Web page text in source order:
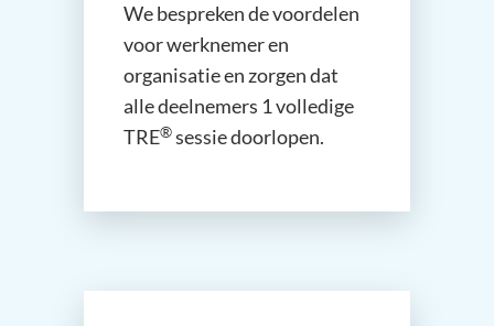
We bespreken de voordelen
voor werknemer en
organisatie en zorgen dat
alle deelnemers 1 volledige
TRE®sessie doorlopen.